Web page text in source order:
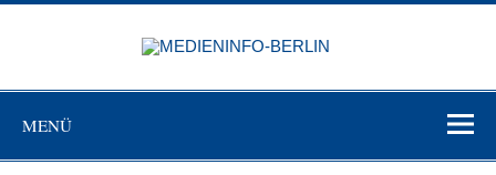
Zum
MENÜ